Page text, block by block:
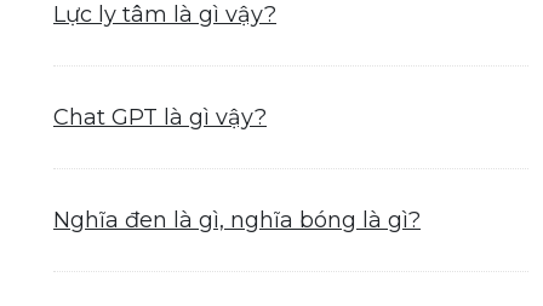
Lực ly tâm là gì vậy?
Chat GPT là gì vậy?
Nghĩa đen là gì, nghĩa bóng là gì?